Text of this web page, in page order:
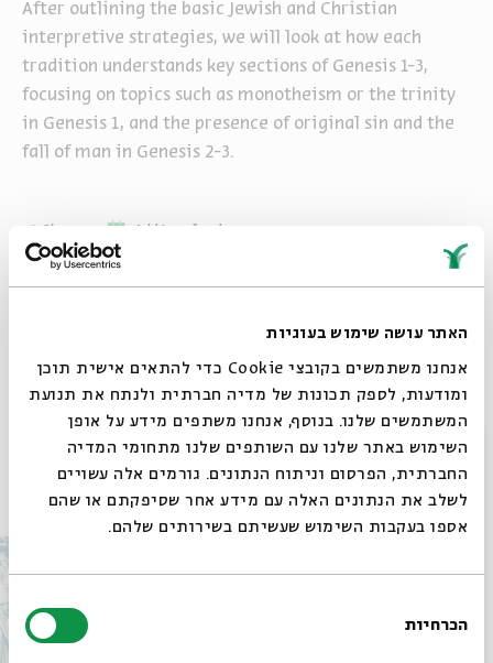
האתר עושה שימוש בעוגיות
אנחנו משתמשים בקובצי Cookie כדי להתאים אישית תוכן
ומודעות, לספק תכונות של מדיה חברתית ולנתח את תנועת
המשתמשים שלנו. בנוסף, אנחנו משתפים מידע על אופן
השימוש באתר שלנו עם השותפים שלנו מתחומי המדיה
החברתית, הפרסום וניתוח הנתונים. גורמים אלה עשויים
לשלב את הנתונים האלה עם מידע אחר שסיפקתם או שהם
אספו בעקבות השימוש שעשיתם בשירותים שלהם.
הסכמה
הכרחיות
After outlining the basic Jewish and Christian
interpretive strategies, we will look at how each
tradition understands key sections of Genesis 1-3,
focusing on topics such as monotheism or the trinity
in Genesis 1, and the presence of original sin and the
fall of man in Genesis 2-3.
Sign up for similar events
Other events in the series
סגור